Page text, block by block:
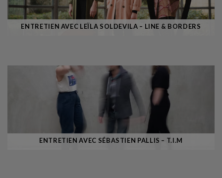
ENTRETIEN AVEC LEÏLA SOLDEVILA – LINE & BORDERS
ENTRETIEN AVEC SÉBASTIEN PALLIS – T.I.M